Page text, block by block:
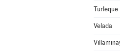
Turleque
Velada